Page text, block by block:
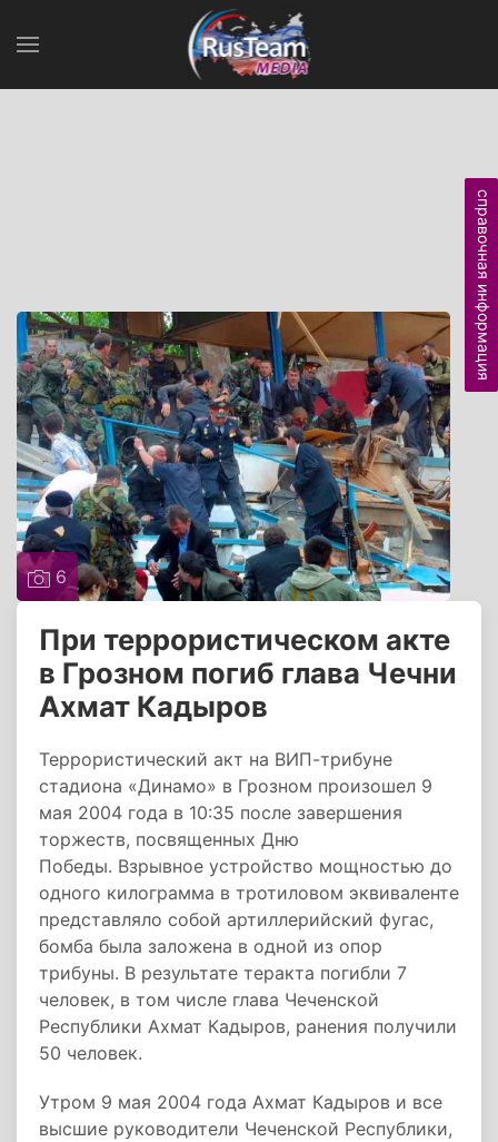
6
При террористическом акте
в Грозном погиб глава Чечни
Ахмат Кадыров
Террористический акт на ВИП-трибуне
стадиона «Динамо» в Грозном произошел 9
мая 2004 года в 10:35 после завершения
торжеств, посвященных Дню
Победы. Взрывное устройство мощностью до
одного килограмма в тротиловом эквиваленте
представляло собой артиллерийский фугас,
бомба была заложена в одной из опор
трибуны. В результате теракта погибли 7
человек, в том числе глава Чеченской
Республики Ахмат Кадыров, ранения получили
50 человек.
Утром 9 мая 2004 года Ахмат Кадыров и все
высшие руководители Чеченской Республики,
справочная информация